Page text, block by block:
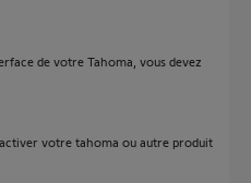
de votre Tahoma, vous devez
votre tahoma ou autre produit